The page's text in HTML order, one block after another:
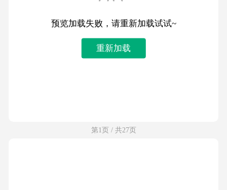
预览加载失败，请重新加载试试~
重新加载
第1页 / 共27页